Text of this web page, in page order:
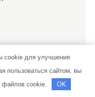
комплекс
cookie для улучшения
пользоваться сайтом, вы
файлов cookie.
OK